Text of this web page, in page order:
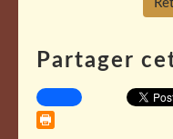
Partager